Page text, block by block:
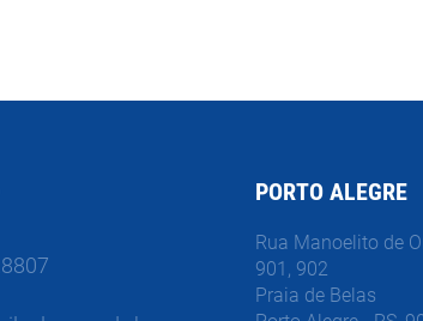
PORTO ALEGRE
Rua Manoelito de
901, 902
Praia de Belas